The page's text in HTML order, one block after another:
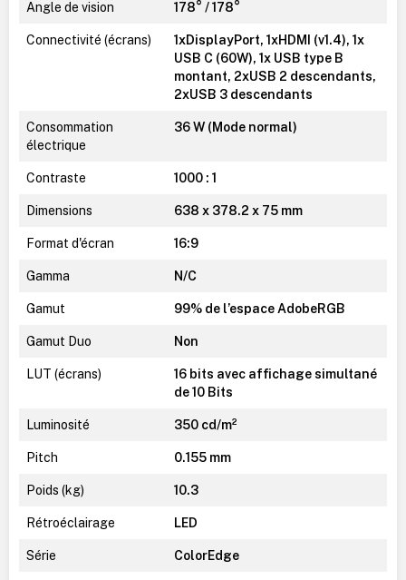
Angle de vision 178° / 178°
Connectivité (écrans)
1xDisplayPort, 1xHDMI (v1.4), 1x
USB C (60W), 1x USB type B
montant, 2xUSB 2 descendants,
2xUSB 3 descendants
Consommation
électrique
36 W (Mode normal)
Contraste 1000 : 1
Dimensions 638 x 378.2 x 75 mm
Format d'écran 16:9
Gamma N/C
Gamut 99% de l’espace AdobeRGB
Gamut Duo Non
LUT (écrans)
16 bits avec affichage simultané
de 10 Bits
Luminosité 350 cd/m²
Pitch 0.155 mm
Poids (kg) 10.3
Rétroéclairage LED
Série ColorEdge